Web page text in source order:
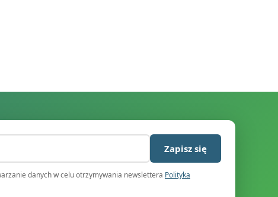
Zapisz się
danych w celu otrzymywania newslettera Polityka